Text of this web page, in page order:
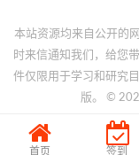
本站资源均来自公开的
时来信通知我们，给您
件仅限用于学习和研究
版。 ©
首页 签到